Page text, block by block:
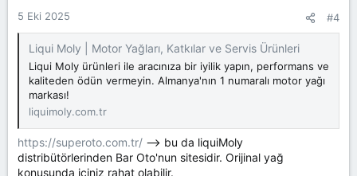
r
:5 Eki 2025 #4
Liqui Moly | Motor Yağları, Katkılar ve Servis Ürünleri
Liqui Moly ürünleri ile aracınıza bir iyilik yapın, performans ve
kaliteden ödün vermeyin. Almanya'nın 1 numaralı motor yağı
markası!
liquimoly.com.tr
https://superoto.com.tr/ --> bu da liquiMoly
distribütörlerinden Bar Oto'nun sitesidir. Orijinal yağ
konusunda içiniz rahat olabilir.